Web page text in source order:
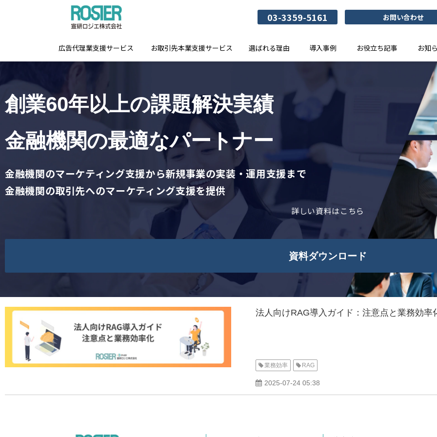
03-3359-5161 お問い合わせ
広告代理業支援サービス お取引先本業支援サービス 選ばれる理由 導入事例 お役立ち記事 お知
創業60年以上の課題解決実績
金融機関の最適なパートナー
金融機関のマーケティング支援から新規事業の実装・運用支援まで
金融機関の取引先へのマーケティング支援を提供
詳しい資料はこちら
資料ダウンロード
法人向けRAG導入ガイド：注意点と業務効率
業務効率 RAG
2025-07-24 05:38